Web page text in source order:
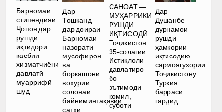
Барномаи
стипендияи
Ҷопон дар
рушди
иқтидори
касбии
хизматчиёни
давлатӣ
муаррифӣ
шуд
Дар
Тошканд
дар доираи
Барномаи
назорати
мусофирон
ва
боркашонӣ
вохӯрии
солонаи
байниминтақавии
сатҳи
САНОАТ —
МУҲАРРИКИ
РУШДИ
ИҚТИСОДӢ.
Тоҷикистон
35-солагии
Истиқлоли
давлатиро
бо
эътимоди
комил,
суботи
Дар
Душанбе
дурнамои
рушди
ҳамкории
иқтисодию
сармоягузории
Тоҷикистону
Туркия
баррасӣ
гардид